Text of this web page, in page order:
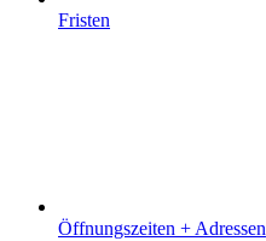
Fristen
Öffnungszeiten + Adressen